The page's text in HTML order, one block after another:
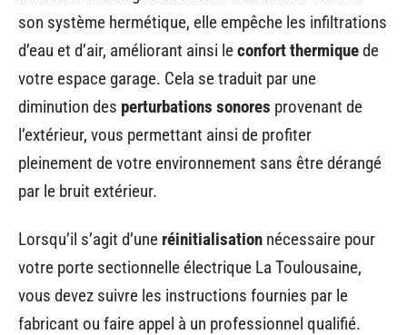
son système hermétique, elle empêche les infiltrations
d’eau et d’air, améliorant ainsi leconfort thermiquede
votre espace garage. Cela se traduit par une
diminution des perturbations sonores provenant de
l’extérieur, vous permettant ainsi de profiter
pleinement de votre environnement sans être dérangé
par le bruit extérieur.
Lorsqu’il s’agit d’une réinitialisation nécessaire pour
votre porte sectionnelle électrique La Toulousaine,
vous devez suivre les instructions fournies par le
fabricant ou faire appel à un professionnel qualifié.